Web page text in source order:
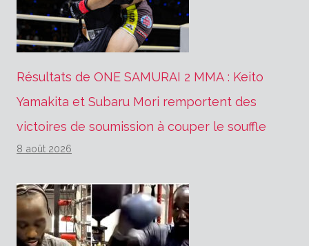
Résultats de ONE SAMURAI 2 MMA : Keito
Yamakita et Subaru Mori remportent des
victoires de soumission à couper le souffle
8 août 2026